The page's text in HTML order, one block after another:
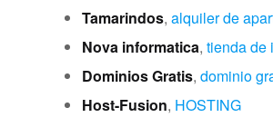
Tamarindos, alquiler de
Nova informatica, tienda de
DominiosGratis, dominio
Host-Fusion, HOSTING